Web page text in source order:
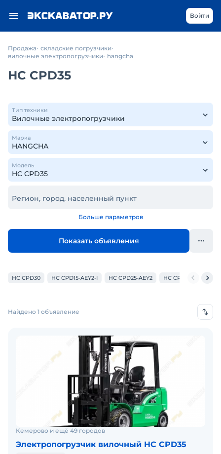
Войти
Продажа складские погрузчики
вилочные электропогрузчики hangcha
HC CPD35
Тип техники
Марка
Модель
Регион, город, населенный пункт
Больше параметров
Показать объявления
HC CPD30 HC CPD15-AEY2-I HC CPD25-AEY2 HC CPD35-XD4-SI26
Найдено 1 объявление
Кемерово и ещё 49 городов
Электропогрузчик вилочный HC CPD35